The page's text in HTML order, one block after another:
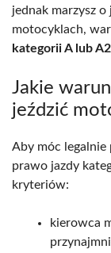
jednak marzysz
motocyklach,
kategorii A lub A2
Jakie
jeździć
Aby móc legalnie
prawo jazdy
kryteriów:
kierowca